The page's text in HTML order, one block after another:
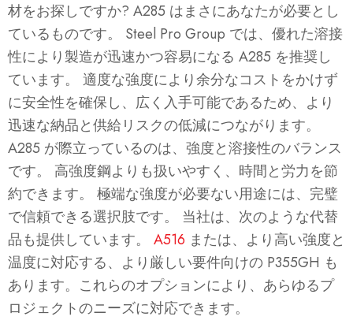
材をお探しですか? A285 はまさにあなたが必要とし
ているものです。 Steel Pro Group では、優れた溶接
性により製造が迅速かつ容易になる A285 を推奨し
ています。 適度な強度により余分なコストをかけず
に安全性を確保し、広く入手可能であるため、より
迅速な納品と供給リスクの低減につながります。
A285 が際立っているのは、強度と溶接性のバランス
です。 高強度鋼よりも扱いやすく、時間と労力を節
約できます。 極端な強度が必要ない用途には、完璧
で信頼できる選択肢です。 当社は、次のような代替
品も提供しています。 A516 または、より高い強度と
温度に対応する、より厳しい要件向けの P355GH も
あります。これらのオプションにより、あらゆるプ
ロジェクトのニーズに対応できます。